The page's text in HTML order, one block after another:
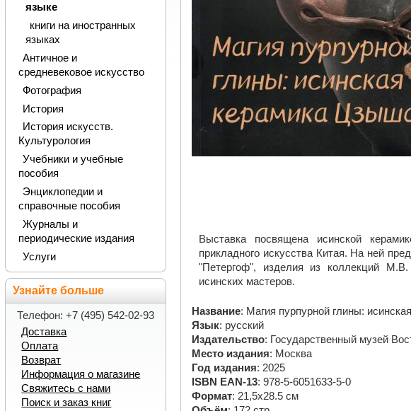
Выставка посвящена исинской
прикладного искусства Китая. На ней
"Петергоф", изделия из коллекций
исинских мастеров.
Название: Магия пурпурной глины:
Язык: русский
Издательство: Государственный музей
Место издания: Москва
Год издания: 2025
ISBN EAN-13: 978-5-6051633-5-0
Формат: 21,5х28.5 см
языке
книги на иностранных
языках
Античное и
средневековое искусство
Фотография
История
История искусств.
Культурология
Учебники и учебные
пособия
Энциклопедии и
справочные пособия
Журналы и
периодические издания
Услуги
Узнайте больше
Телефон: +7 (495) 542-02-93
Доставка
Оплата
Возврат
Информация о магазине
Свяжитесь с нами
Поиск и заказ книг